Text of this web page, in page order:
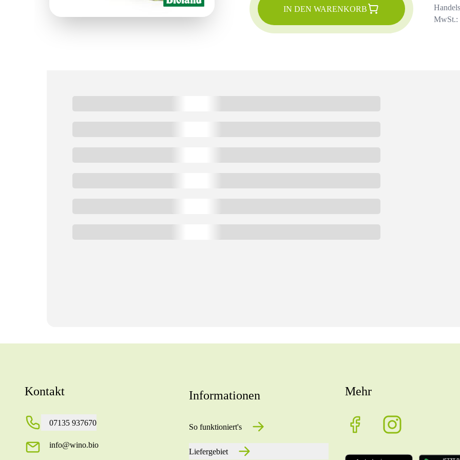
MwSt.:
IN DEN WARENKORB
Kontakt
07135 937670
info@wino.bio
Informationen
So funktioniert's
Liefergebiet
Mehr